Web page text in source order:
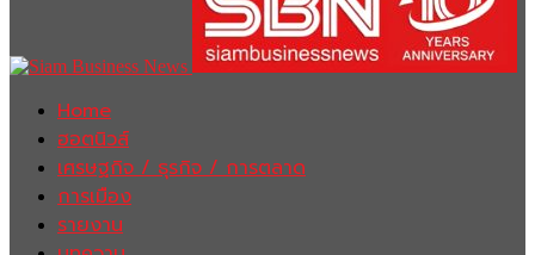
Home
ฮอตนิวส์
เศรษฐกิจ / ธุรกิจ / การตลาด
การเมือง
รายงาน